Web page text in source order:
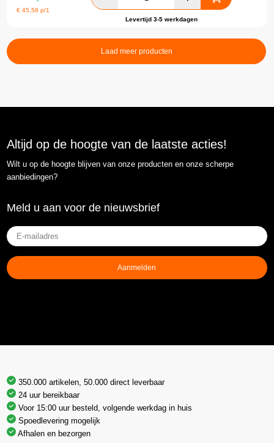
€45,58 p/1
Levertijd 3-5 werkdagen
Laad meer producten
Altijd op de hoogte van de laatste acties!
Wilt u op de hoogte blijven van onze producten en onze scherpe
aanbiedingen?
Meld u aan voor de nieuwsbrief
E-
mailadres(Vereist)
Aanmelden
350.000 artikelen, 50.000 direct leverbaar
24 uur bereikbaar
Voor 15:00 uur besteld, volgende werkdag in huis
Spoedlevering mogelijk
Afhalen en bezorgen